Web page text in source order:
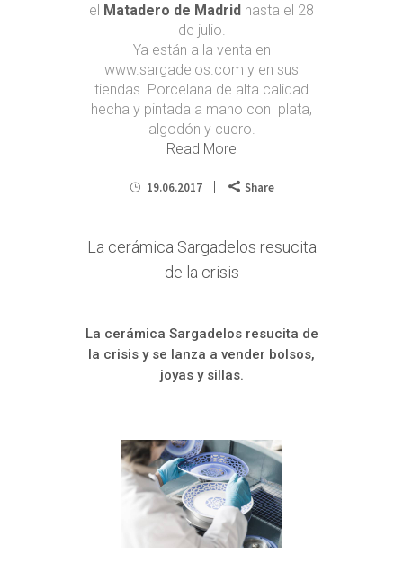
el Matadero de Madrid hasta el 28
de julio.
Ya están a la venta en
www.sargadelos.com y en sus
tiendas. Porcelana de alta calidad
hecha y pintada a mano con plata,
algodón y cuero.
Read More
19.06.2017 Share
La cerámica Sargadelos resucita
de la crisis
La cerámica Sargadelos resucita de
la crisis y se lanza a vender bolsos,
joyas y sillas.